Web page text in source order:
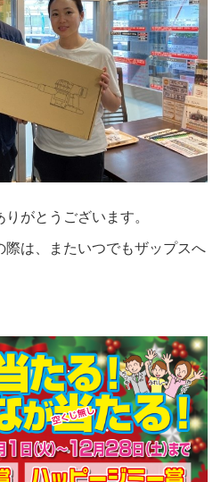
がとうございます。
は、またいつでもザップスへ